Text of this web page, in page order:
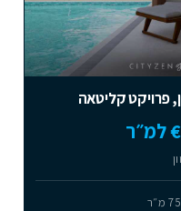
פרויקט קליטאה
75מ״ר